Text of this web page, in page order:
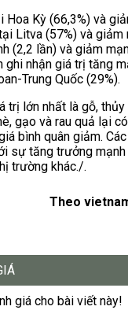
Kỳ (66,3%) và
Litva (57%) và giảm
(2,2 lần) và giảm
ghi nhận giá trị tăng
Trung Quốc (29%).
trị lớn nhất là gỗ,
gạo và rau quả lại
bình quân giảm.
sự tăng trưởng
trường khác./.
Theo
giá cho bài viết này!